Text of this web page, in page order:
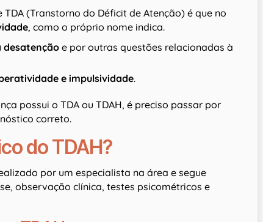
TDA (Transtorno do Déficit de Atenção) é que no
, como o próprio nome indica.
desatenção e por outras questões relacionadas à
e impulsividade.
possui o TDA ou TDAH, é preciso passar por
correto.
do TDAH?
por um especialista na área e segue
observação clínica, testes psicométricos e